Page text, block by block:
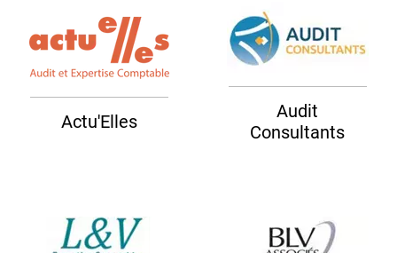
Actu'Elles
Audit
Consultants